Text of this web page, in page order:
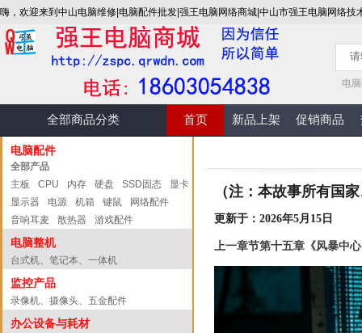
嗨，欢迎来到中山电脑维修|电脑配件批发|强王电脑网络商城|中山市强王电脑网络技
电
全部商品分类 首页 新品上架 促销商品
电脑配件
全部产品
主板
CPU 内存 硬盘 SSD固态
显卡
显示器
电源 机箱 键鼠
网络配件
音响耳麦
散热器 游戏配件
电脑整机
台式机、笔记本、一体机
监控产品
录像机、摄像头、五金配件
办公设备与耗材
（注：本故事所有国
更新于：2026年5月15日
上一章节第十五章《风暴中心